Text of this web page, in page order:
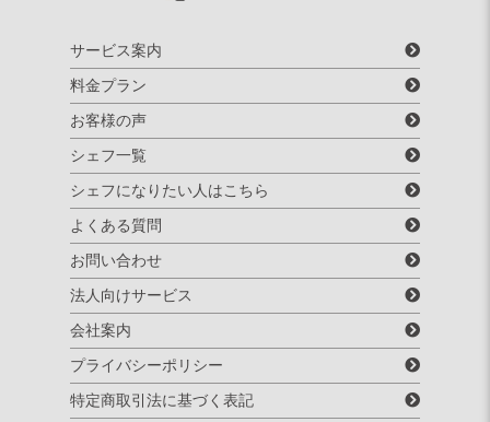
サービス案内
料金プラン
お客様の声
シェフ一覧
シェフになりたい人はこちら
よくある質問
お問い合わせ
法人向けサービス
会社案内
プライバシーポリシー
特定商取引法に基づく表記